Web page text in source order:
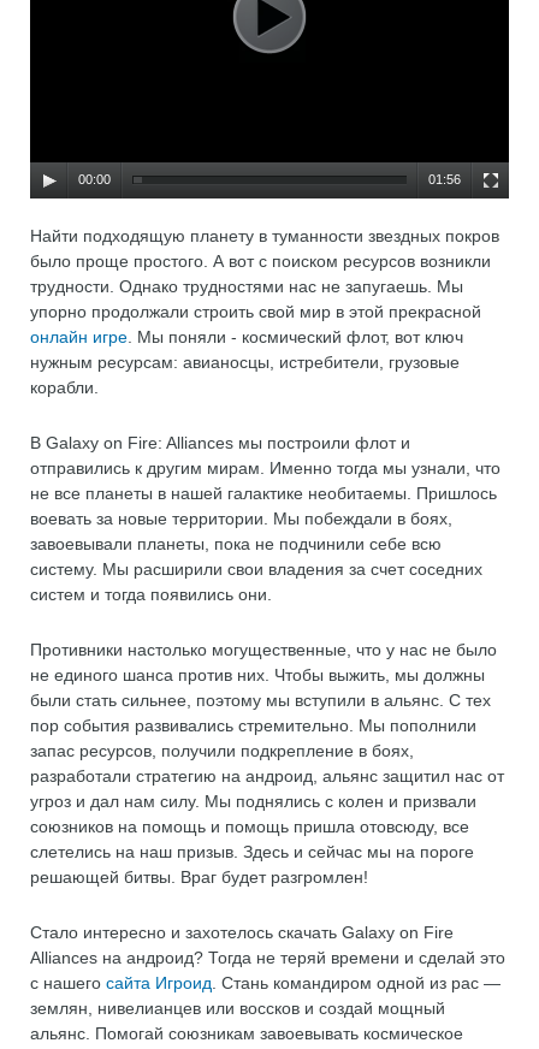
00:00 01:56
Найти подходящую планету в туманности звездных покров
было проще простого. А вот с поиском ресурсов возникли
трудности. Однако трудностями нас не запугаешь. Мы
упорно продолжали строить свой мир в этой прекрасной
онлайн игре . Мы поняли - космический флот, вот ключ
нужным ресурсам: авианосцы, истребители, грузовые
корабли.
В Galaxy on Fire: Alliances мы построили флот и
отправились к другим мирам. Именно тогда мы узнали, что
не все планеты в нашей галактике необитаемы. Пришлось
воевать за новые территории. Мы побеждали в боях,
завоевывали планеты, пока не подчинили себе всю
систему. Мы расширили свои владения за счет соседних
систем и тогда появились они.
Противники настолько могущественные, что у нас не было
не единого шанса против них. Чтобы выжить, мы должны
были стать сильнее, поэтому мы вступили в альянс. С тех
пор события развивались стремительно. Мы пополнили
запас ресурсов, получили подкрепление в боях,
разработали стратегию на андроид, альянс защитил нас от
угроз и дал нам силу. Мы поднялись с колен и призвали
союзников на помощь и помощь пришла отовсюду, все
слетелись на наш призыв. Здесь и сейчас мы на пороге
решающей битвы. Враг будет разгромлен!
Стало интересно и захотелось скачать Galaxy on Fire
Alliances на андроид? Тогда не теряй времени и сделай это
с нашего сайта Игроид . Стань командиром одной из рас —
землян, нивелианцев или воссков и создай мощный
альянс. Помогай союзникам завоевывать космическое